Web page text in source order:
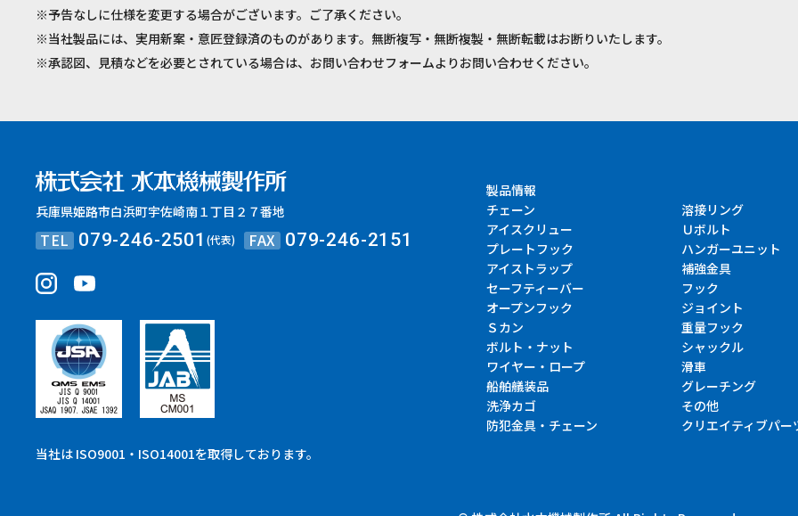
※予告なしに仕様を変更する場合がございます。ご了承ください。
※当社製品には、実用新案・意匠登録済のものがあります。無断複写・無断複製・無断転載はお断りいたします。
※承認図、見積などを必要とされている場合は、お問い合わせフォームよりお問い合わせください。
兵庫県姫路市白浜町宇佐崎南１丁目２７番地
TEL 079-246-2501(代表) FAX 079-246-2151
当社は ISO9001・ISO14001を取得しております。
製品情報
チェーン
溶接リング
アイスクリュー
Ｕボルト
プレートフック
ハンガーユニット
アイストラップ
補強金具
セーフティーバー
フック
オープンフック
ジョイント
Ｓカン
重量フック
ボルト・ナット
シャックル
ワイヤー・ロープ
滑車
船舶艤装品
グレーチング
洗浄カゴ
その他
防犯金具・チェーン
クリエイティブパー